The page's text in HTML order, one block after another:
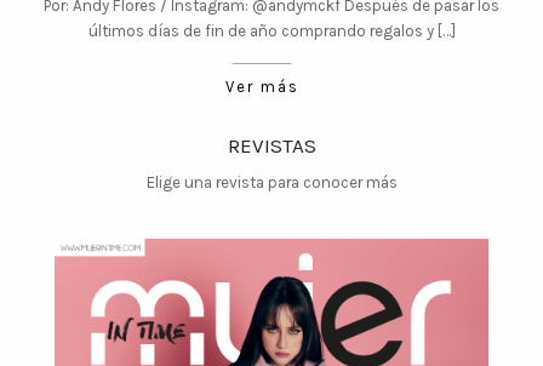
Por: Andy Flores / Instagram: @andymckf Después de pasar los
últimos días de fin de año comprando regalos y […]
Ver más
REVISTAS
Elige una revista para conocer más